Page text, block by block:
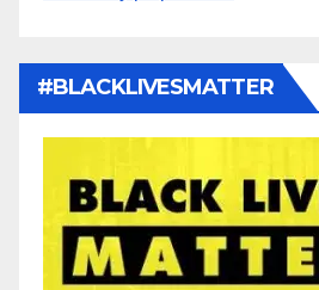
#BLACKLIVESMATTER